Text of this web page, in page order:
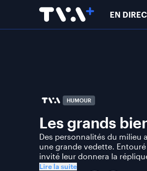
EN
HUMOUR
Les grands
Des personnalités du milieu
une grande vedette.
invité leur donnera la
Lire la suite